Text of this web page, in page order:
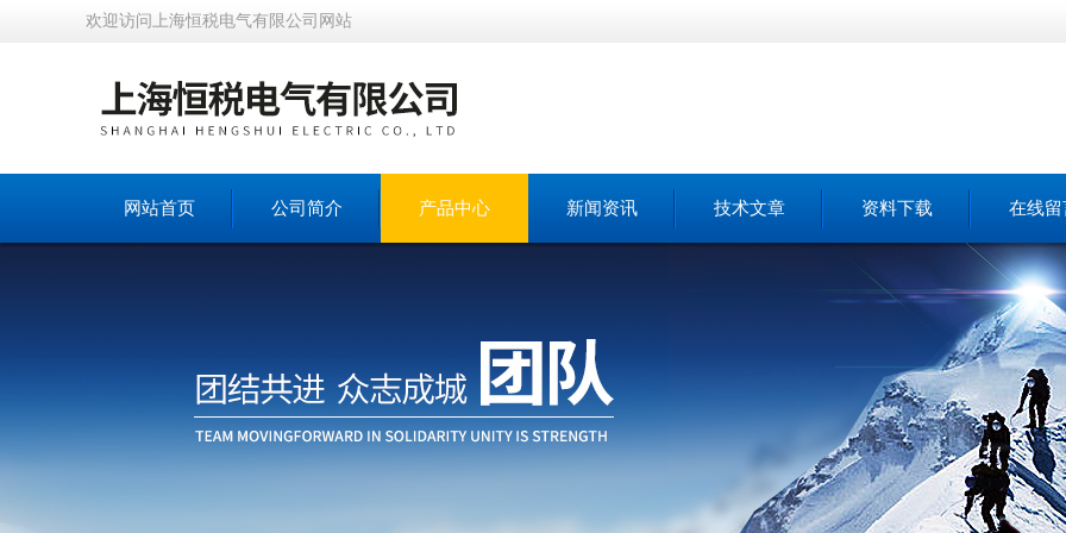
欢迎访问上海恒税电气有限公司网站
网站首页 公司简介 产品中心 新闻资讯 技术文章 资料下载 在线留